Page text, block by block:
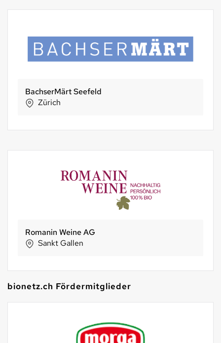
BachserMärt Seefeld
Zürich
Romanin Weine AG
Sankt Gallen
bionetz.ch Fördermitglieder